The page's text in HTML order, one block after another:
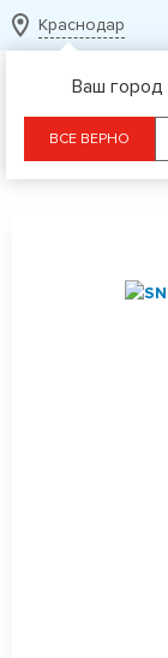
Краснодар
Ваш город
ВСЕ ВЕРНО